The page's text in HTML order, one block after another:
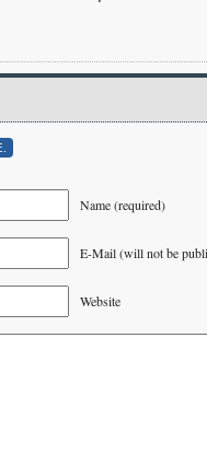
Name (required)
E-Mail (will not be
Website